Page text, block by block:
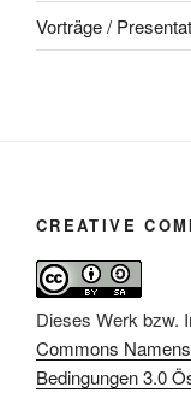
Vorträge /
CREATIVE
Dieses Werk bzw.
Commons
Bedingungen 3.0